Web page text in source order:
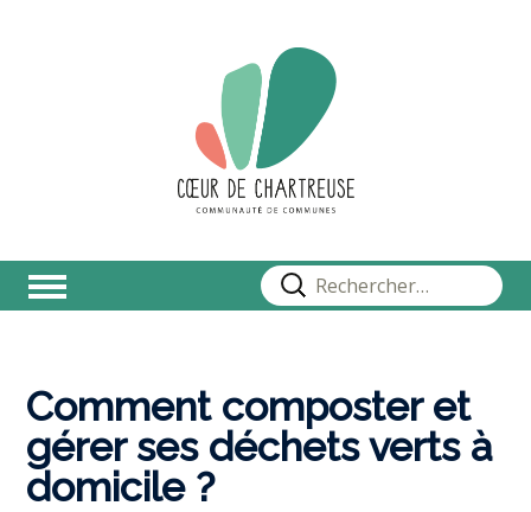
Rechercher :
Comment composter et
gérer ses déchets verts à
domicile ?